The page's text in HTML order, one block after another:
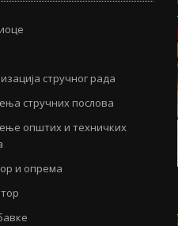
стручног рада
стручних послова
општих и техничких
и опрема